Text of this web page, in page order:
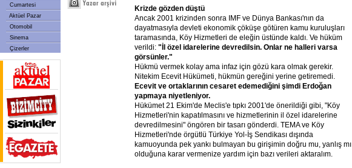
Cumartesi
Aktüel Pazar
Otomobil
Sinema
Çizerler
Krizde gözden düştü
Ancak 2001 krizinden sonra IMF ve Dünya Bankası'nın da
dayatmasıyla devleti ekonomik çöküşe götüren kamu kuruluşları
taramasında, Köy Hizmetleri de eleğin üstünde kaldı. Ve hüküm
verildi: "İl özel idarelerine devredilsin. Onlar ne halleri varsa
görsünler."
Hükmü vermek kolay ama infaz için gözü kara olmak gerekir.
Nitekim Ecevit Hükümeti, hükmün gereğini yerine getiremedi.
Ecevit ve ortaklarının cesaret edemediğini şimdi Erdoğan
yapmaya niyetleniyor.
Hükümet 21 Ekim'de Meclis'e tıpkı 2001'de önerildiği gibi, "Köy
Hizmetleri'nin kapatılmasını ve hizmetlerinin il özel idarelerine
devredilmesini" öngören bir tasarı gönderdi. TEMA ve Köy
Hizmetleri'nde örgütlü Türkiye Yol-İş Sendikası dışında
kamuoyunda pek yankı bulmayan bu girişimin doğru mu, yanlış mı
olduğuna karar vermenize yardım için bazı verileri aktaralım.